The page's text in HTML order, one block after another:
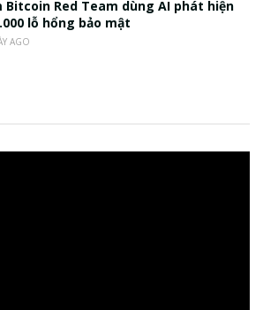
Bitcoin Red Team dùng AI phát hiện
lỗ hổng bảo mật
AGO